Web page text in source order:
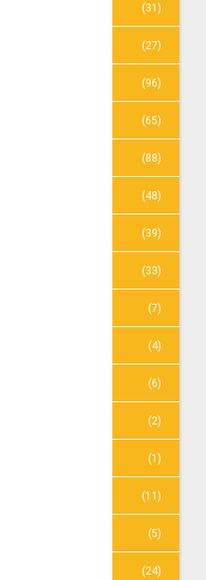
(31)
(27)
(96)
(65)
(88)
(48)
(39)
(33)
(7)
(4)
(6)
(2)
(1)
(11)
(5)
(24)